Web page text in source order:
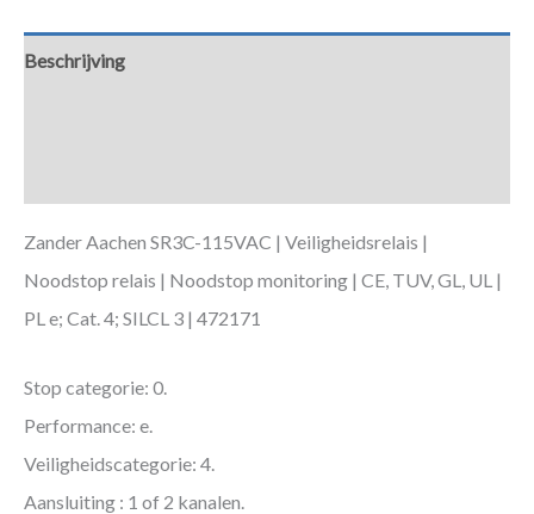
Beschrijving
Zander Aachen SR3C-115VAC | Veiligheidsrelais |
Noodstop relais | Noodstop monitoring | CE, TUV, GL, UL |
PL e; Cat. 4; SILCL 3 | 472171
Stop categorie: 0.
Performance: e.
Veiligheidscategorie: 4.
Aansluiting : 1 of 2 kanalen.